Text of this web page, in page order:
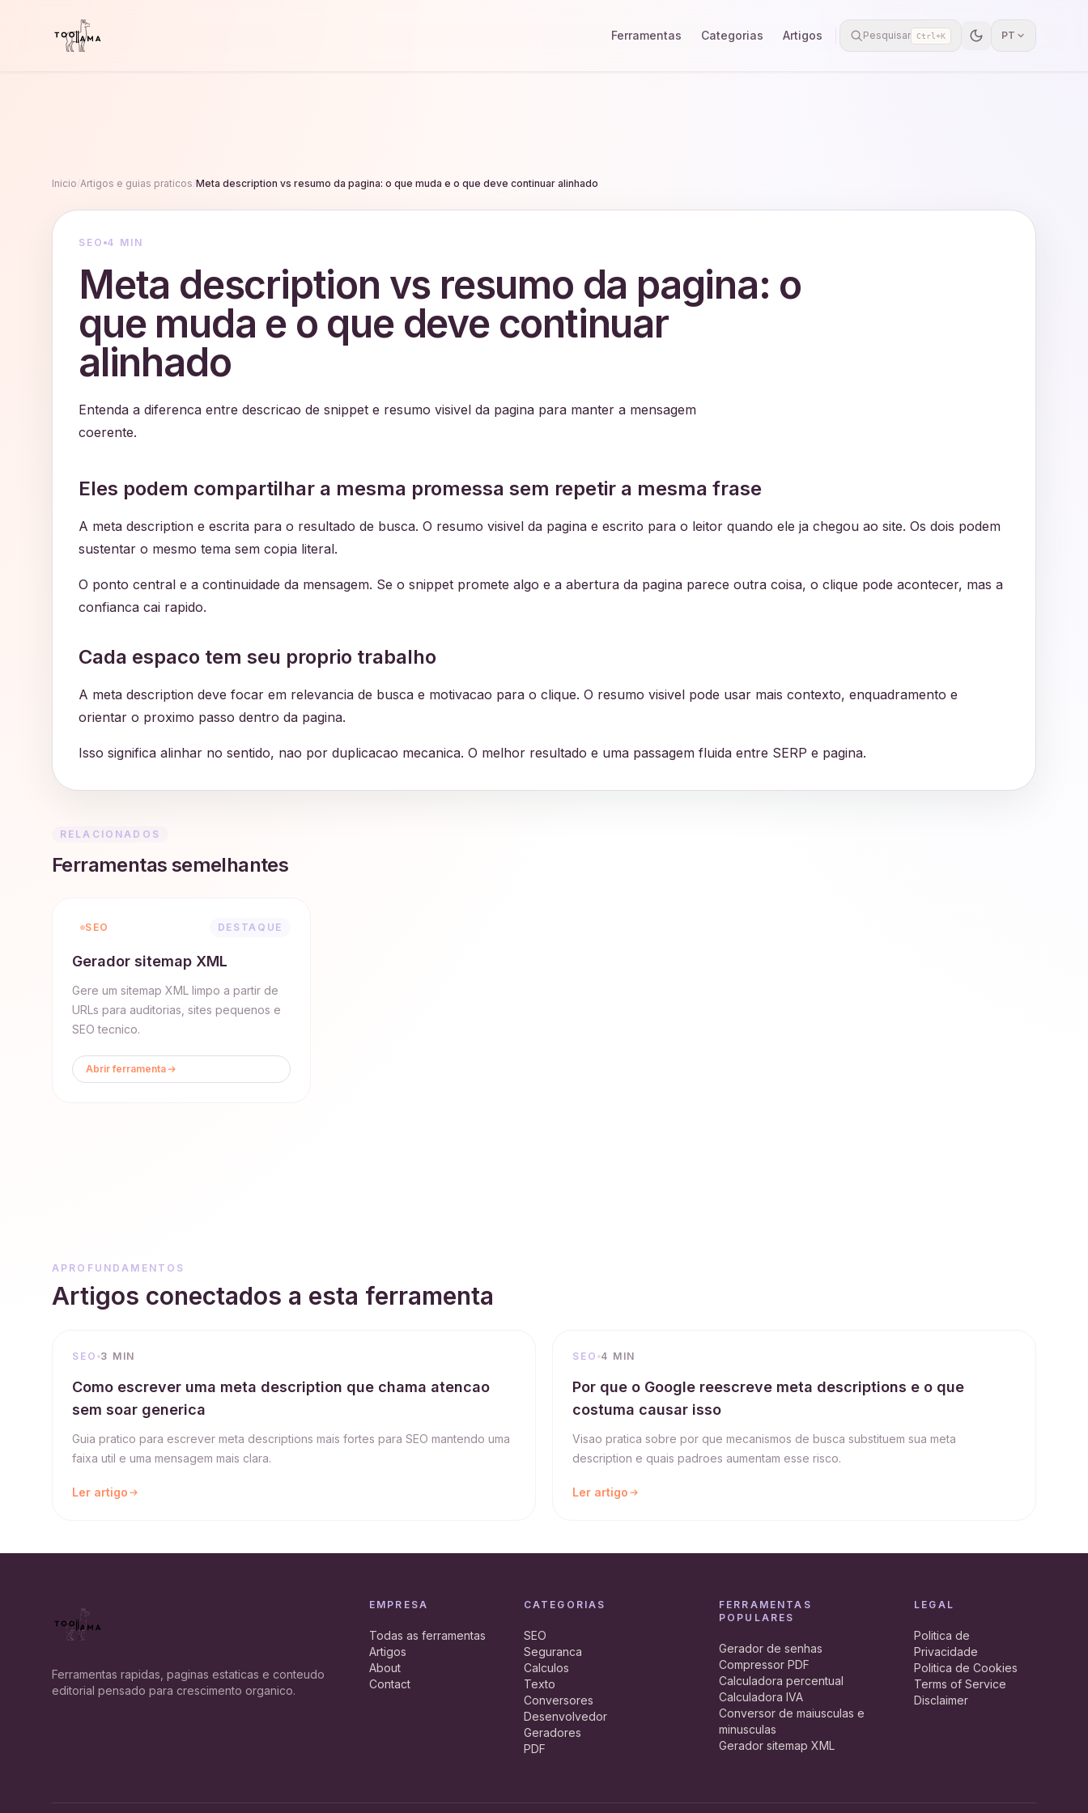
Ferramentas Categorias Artigos Pesquisar Ctrl+K PT
Inicio Artigos e guias praticos Meta description vs resumo da pagina: o que muda e o que deve continuar alinhado
SEO 4 MIN
Meta description vs resumo da pagina: o
que muda e o que deve continuar
alinhado
Entenda a diferenca entre descricao de snippet e resumo visivel da pagina para manter a mensagem
coerente.
Eles podem compartilhar a mesma promessa sem repetir a mesma frase
A meta description e escrita para o resultado de busca. O resumo visivel da pagina e escrito para o leitor quando ele ja chegou ao site. Os dois podem
sustentar o mesmo tema sem copia literal.
O ponto central e a continuidade da mensagem. Se o snippet promete algo e a abertura da pagina parece outra coisa, o clique pode acontecer, mas a
confianca cai rapido.
Cada espaco tem seu proprio trabalho
A meta description deve focar em relevancia de busca e motivacao para o clique. O resumo visivel pode usar mais contexto, enquadramento e
orientar o proximo passo dentro da pagina.
Isso significa alinhar no sentido, nao por duplicacao mecanica. O melhor resultado e uma passagem fluida entre SERP e pagina.
RELACIONADOS
Ferramentas semelhantes
SEO DESTAQUE
Gerador sitemap XML
Gere um sitemap XML limpo a partir de
URLs para auditorias, sites pequenos e
SEO tecnico.
Abrir ferramenta
APROFUNDAMENTOS
Artigos conectados a esta ferramenta
SEO 3 MIN
Como escrever uma meta description que chama atencao
sem soar generica
Guia pratico para escrever meta descriptions mais fortes para SEO mantendo uma
faixa util e uma mensagem mais clara.
Ler artigo
SEO 4 MIN
Por que o Google reescreve meta descriptions e o que
costuma causar isso
Visao pratica sobre por que mecanismos de busca substituem sua meta
description e quais padroes aumentam esse risco.
Ler artigo
Ferramentas rapidas, paginas estaticas e conteudo
editorial pensado para crescimento organico.
EMPRESA
Todas as ferramentas
Artigos
About
Contact
CATEGORIAS
SEO
Seguranca
Calculos
Texto
Conversores
Desenvolvedor
Geradores
PDF
FERRAMENTAS
POPULARES
Gerador de senhas
Compressor PDF
Calculadora percentual
Calculadora IVA
Conversor de maiusculas e
minusculas
Gerador sitemap XML
LEGAL
Politica de
Privacidade
Politica de Cookies
Terms of Service
Disclaimer